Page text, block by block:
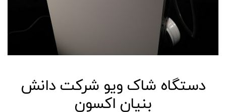
دستگاه شاک ویو شرکت دانش
بنیان اکسون